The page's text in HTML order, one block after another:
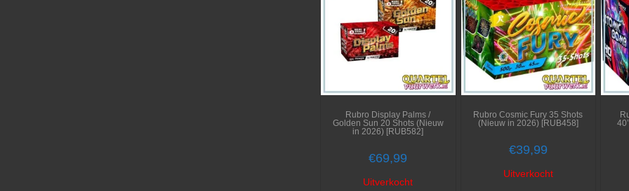
Rubro Display Palms /
Golden Sun 20 Shots (Nieuw
in 2026) [RUB582]
€69,99
Uitverkocht
Rubro Cosmic Fury 35 Shots
(Nieuw in 2026) [RUB458]
€39,99
Uitverkocht